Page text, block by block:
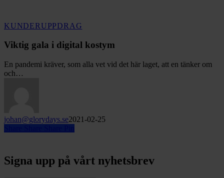
KUNDER UPPDRAG
i
kostym
Viktig gala i digital kostym
En pandemi kräver, som alla vet vid det här laget, att en tänker om
och…
johan@glorydays.se2021-02-25
Signa upp på vårt nyhetsbrev